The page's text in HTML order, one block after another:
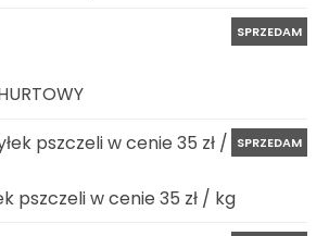
SPRZEDAM
SPRZEDAM
pszczeli w cenie 35 zł / kg